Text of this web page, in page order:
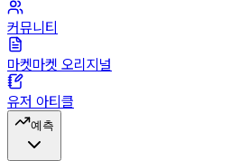
커뮤니티
마켓마켓 오리지널
유저 아티클
예측